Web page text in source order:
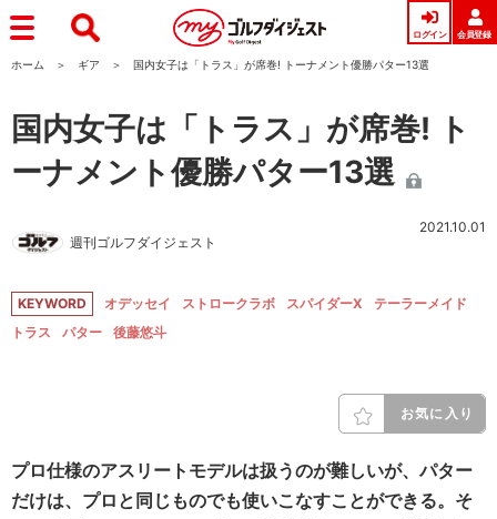
ログイン 会員登録
ホーム ギア 国内女子は「トラス」が席巻! トーナメント優勝パター13選
国内女子は「トラス」が席巻! ト
ーナメント優勝パター13選
週刊ゴルフダイジェスト
2021.10.01
KEYWORD オデッセイ ストロークラボ スパイダーX
テーラーメイド
トラス
パター 後藤悠斗
お気に入り
プロ仕様のアスリートモデルは扱うのが難しいが、パター
だけは、プロと同じものでも使いこなすことができる。そ